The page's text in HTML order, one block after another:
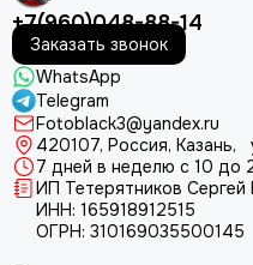
+7(960)048-88-14
Заказать звонок
WhatsApp
Telegram
Fotoblack3@yandex.ru
420107, Россия, Казань,
7 дней в неделю с 10 до
ИП Тетерятников
ИНН: 165918912515
ОГРН: 310169035500145